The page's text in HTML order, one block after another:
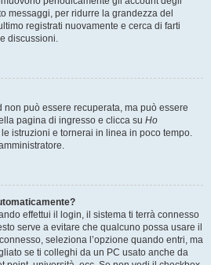
messaggi, per ridurre la grandezza del
registrati nuovamente e cerca di farti
discussioni.
non può essere recuperata, ma può essere
pagina di ingresso e clicca su Ho
le istruzioni e tornerai in linea in poco tempo.
effettui il login, il sistema ti terrà connesso
serve a evitare che qualcuno possa usare il
seleziona l’opzione quando entri, ma
se ti colleghi da un PC usato anche da